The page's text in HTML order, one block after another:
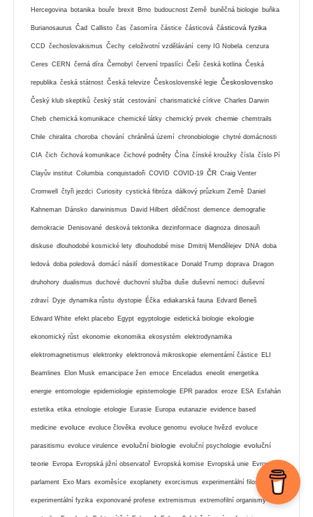
Hercegovina botanika bouře brexit Brno budoucnost Země buněčná biologie buňka
Burianosaurus Čad Callisto čas časomíra částice částicová částicová fyzika
CCD čechoslovakismus Čechy celoživotní vzdělávání ceny IG Nobela cenzura
Ceres CERN černá díra Černobyl červení trpaslíci Češi česká kotlina Česká
republika česká státnost Česká televize Československé legie Československo
Český klub skeptiků český stát cestování charismatické církve Charles Darwin
Cheb chemická komunikace chemické látky chemický prvek chemie chemtrails
Chile chiralita choroba chování chráněná území chronobiologie chytré domácnosti
CIA čich čichová komunikace čichové podněty Čína čínské kroužky čísla číslo Pí
Clayův institut Columbia conquistadoři COVID COVID-19 ČR Craig Venter
Cromwell čtyři jezdci Curiosity cystická fibróza dálkový průzkum Země Daniel
Kahneman Dánsko darwinismus David Hilbert dědičnost demence demografie
demokracie Denisované desková tektonika dezinformace diagnoza dinosauři
diskuse dlouhodobé kosmické lety dlouhodobé mise Dmitrij Mendělejev DNA doba
ledová doba poledová domácí násilí domestikace Donald Trump doprava Dragon
druhohory dualismus duchové duchovní služba duše duševní nemoci duševní
zdraví Dyje dynamika růstu dystopie Éčka ediakarská fauna Edvard Beneš
Edward White efekt placebo Egypt egyptologie eidetická biologie ekologie
ekonomický růst ekonomie ekonomika ekosystém elektrodynamika
elektromagnetismus elektronky elektronová mikroskopie elementární částice ELI
Beamlines Elon Musk emancipace žen emoce Enceladus eneolit energetika
energie entomologie epidemiologie epistemologie EPR paradox eroze ESA Esfahán
estetika etika etnologie etologie Eurasie Europa eutanazie evidence based
medicine evoluce evoluce člověka evoluce genomu evoluce hvězd evoluce
parasitismu evoluce virulence evoluční biologie evoluční psychologie evoluční
teorie Evropa Evropská jižní observatoř Evropská komise Evropská unie Evropský
parlament Exo Mars exoměsíce exoplanety exorcismus experimentální filosofie
experimentální fyzika exponované profese extremismus extremofilní organismy